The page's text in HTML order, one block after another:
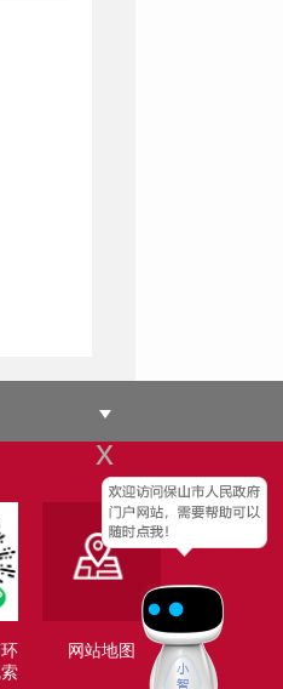
x
网站地图